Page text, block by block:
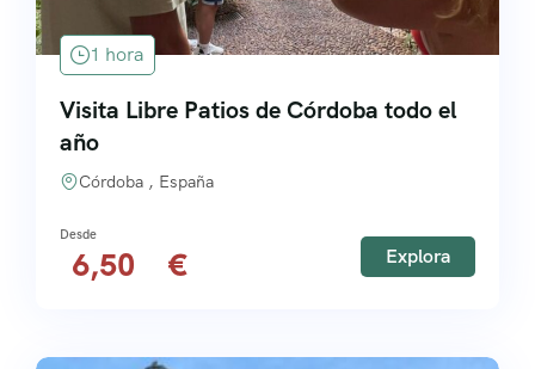
1 hora
Visita Libre Patios de Córdoba todo el
año
Córdoba , España
6,50 Explora